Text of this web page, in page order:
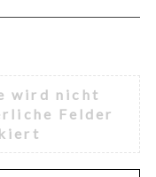
wird nicht
Felder